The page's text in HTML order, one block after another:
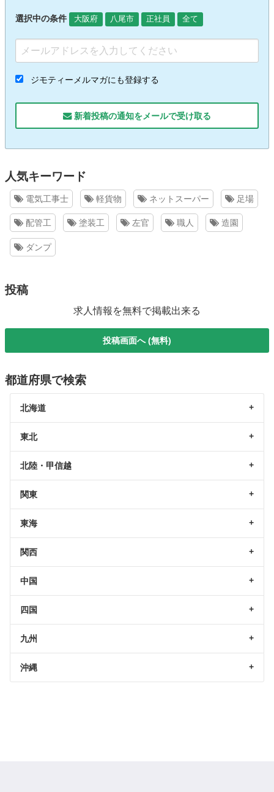
選択中の条件 大阪府 八尾市 正社員 全て
ジモティーメルマガにも登録する
新着投稿の通知をメールで受け取る
人気キーワード
電気工事士 軽貨物 ネットスーパー 足場
配管工 塗装工 左官 職人 造園
ダンプ
投稿
求人情報を無料で掲載出来る
投稿画面へ (無料)
都道府県で検索
北海道
東北
北陸・甲信越
関東
東海
関西
中国
四国
九州
沖縄